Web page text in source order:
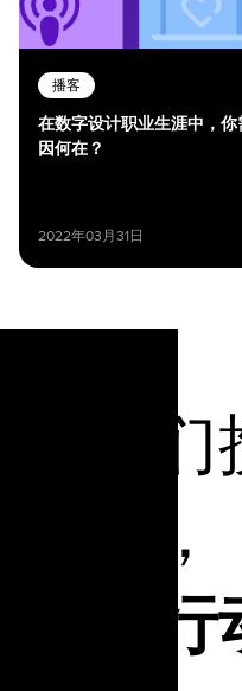
播客
在数字设计职业生涯中，
因何在？
2022年03月31日
让我
未来，
立即行